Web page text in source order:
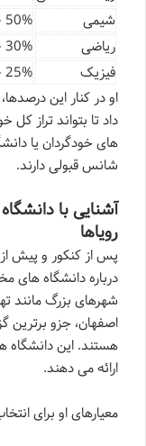
شیمی
50% – 70%
ریاضی
30% – 50%
فیزیک
25% – 45%
او در کنار این
داد تا بتواند تراز
های خودگردان یا
شانس قبولی دارند.
آشنایی با
رویاها
پس از کنکور و پیش
درباره دانشگاه های
شهرهای بزرگ مانند
اصفهان، جزو برترین
هستند. این دانشگاه
ارائه می دهند.
معیارهای او برای